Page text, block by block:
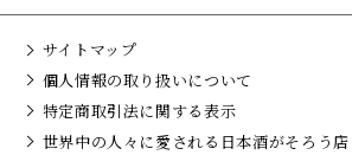
サイトマップ
個人情報の取り扱いについて
特定商取引法に関する表示
世界中の人々に愛される日本酒がそろう